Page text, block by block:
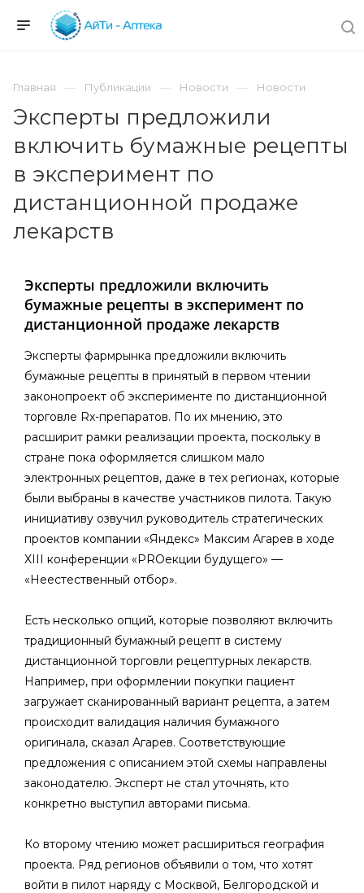
Главная Публикации Новости Новости
Эксперты предложили
включить бумажные рецепты
в эксперимент по
дистанционной продаже
лекарств
Эксперты предложили включить
бумажные рецепты в эксперимент по
дистанционной продаже лекарств
Эксперты фармрынка предложили включить
бумажные рецепты в принятый в первом чтении
законопроект об эксперименте по дистанционной
торговле Rx-препаратов. По их мнению, это
расширит рамки реализации проекта, поскольку в
стране пока оформляется слишком мало
электронных рецептов, даже в тех регионах, которые
были выбраны в качестве участников пилота. Такую
инициативу озвучил руководитель стратегических
проектов компании «Яндекс» Максим Агарев в ходе
XIII конференции «PROекции будущего» —
«Неестественный отбор».
Есть несколько опций, которые позволяют включить
традиционный бумажный рецепт в систему
дистанционной торговли рецептурных лекарств.
Например, при оформлении покупки пациент
загружает сканированный вариант рецепта, а затем
происходит валидация наличия бумажного
оригинала, сказал Агарев. Соответствующие
предложения с описанием этой схемы направлены
законодателю. Эксперт не стал уточнять, кто
конкретно выступил авторами письма.
Ко второму чтению может расшириться география
проекта. Ряд регионов объявили о том, что хотят
войти в пилот наряду с Москвой, Белгородской и